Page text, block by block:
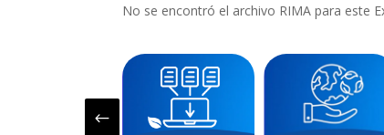
No se encontró el archivo RIMA para este
#